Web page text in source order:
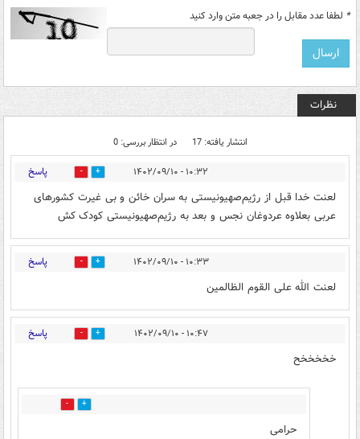
* لطفا عدد مقابل را در جعبه متن وارد کنید
نظرات
انتشار یافته: 17 در انتظار بررسی: 0
۱۰:۳۲ - ۱۴۰۲/۰۹/۱۰ 5 پاسخ
لعنت خدا قبل از رژیم‌صهیونیستی به سران خائن و بی غیرت کشورهای
عربی بعلاوه عردوغان نجس و بعد به رژیم‌صهیونیستی کودک کش
۱۰:۳۳ - ۱۴۰۲/۰۹/۱۰ 6 پاسخ
لعنت الله علی القوم الظالمین
۱۰:۴۷ - ۱۴۰۲/۰۹/۱۰ 4 پاسخ
خخخخخح
0
حرامی